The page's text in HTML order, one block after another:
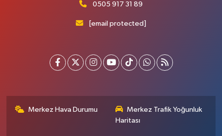
0505 917 31 89
[email protected]
Merkez Hava Durumu
Merkez Trafik Yoğunluk
Haritası